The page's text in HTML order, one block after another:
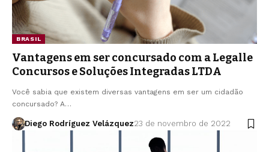
BRASIL
Vantagens em ser concursado com a Legalle
Concursos e Soluções Integradas LTDA
Você sabia que existem diversas vantagens em ser um cidadão
concursado? A…
Diego Rodríguez Velázquez23 de novembro de 2022